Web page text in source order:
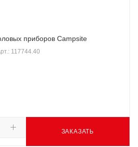
приборов Campsite
117744.40
ЗАКАЗАТЬ